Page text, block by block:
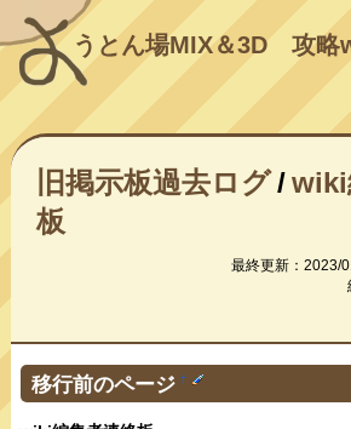
うとん場MIX＆3D攻略
旧掲示板過去ログ/wiki
板
最終更新：2023/
移行前のページ †